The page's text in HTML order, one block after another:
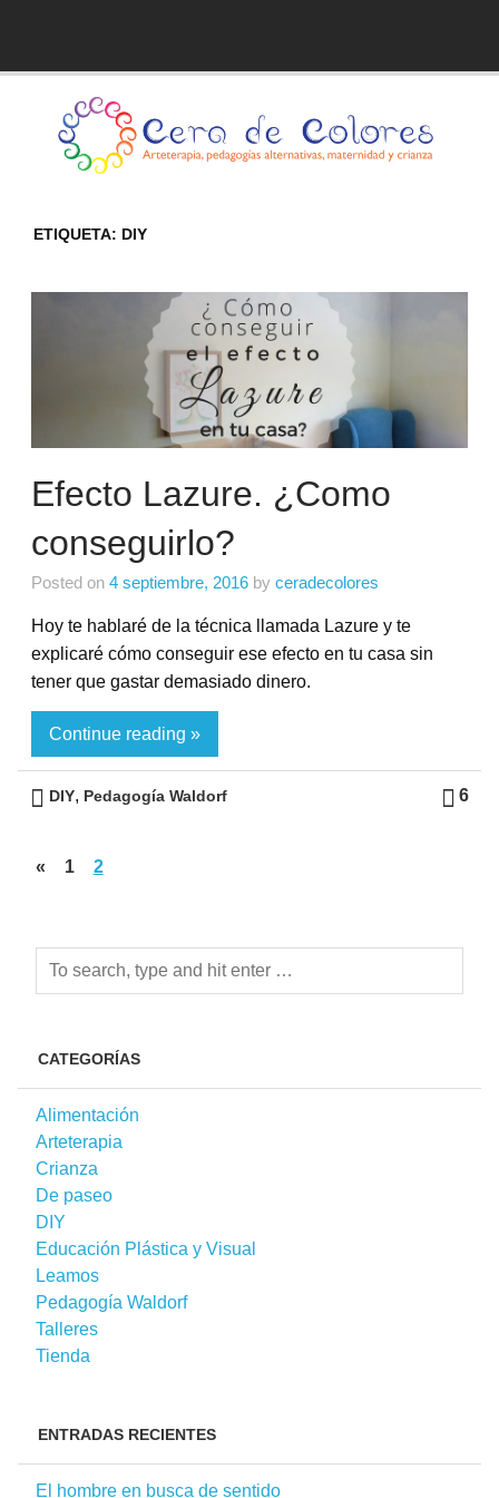
ETIQUETA: DIY
Efecto Lazure. ¿Como
conseguirlo?
Posted on 4 septiembre, 2016 by ceradecolores
Hoy te hablaré de la técnica llamada Lazure y te
explicaré cómo conseguir ese efecto en tu casa sin
tener que gastar demasiado dinero.
Continue reading »
6
DIY, Pedagogía Waldorf
« 1 2
CATEGORÍAS
Alimentación
Arteterapia
Crianza
De paseo
DIY
Educación Plástica y Visual
Leamos
Pedagogía Waldorf
Talleres
Tienda
ENTRADAS RECIENTES
El hombre en busca de sentido